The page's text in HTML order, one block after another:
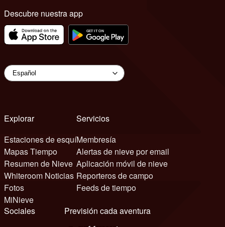
Descubre nuestra app
Explorar
Estaciones de esquí
Mapas Tiempo
Resumen de Nieve
Whiteroom Noticias
Fotos
MiNieve
Servicios
Membresía
Alertas de nieve por email
Aplicación móvil de nieve
Reporteros de campo
Feeds de tiempo
Sociales
Previsión cada aventura